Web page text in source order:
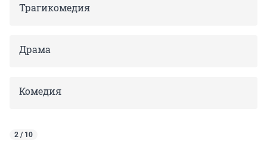
Трагикомедия
Драма
Комедия
2 / 10